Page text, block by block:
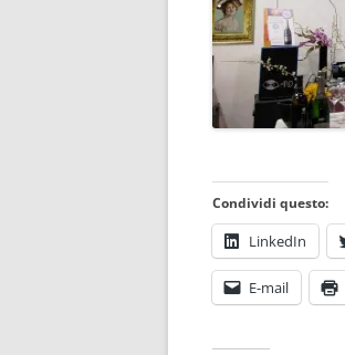
Condividi questo:
LinkedIn
E-mail